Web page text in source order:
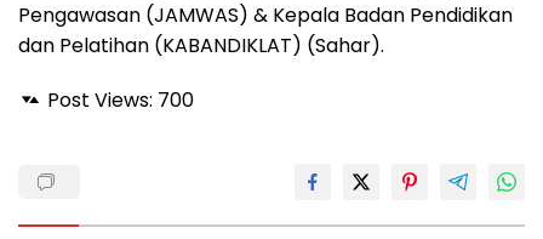
Pengawasan (JAMWAS) & Kepala Badan Pendidikan
dan Pelatihan (KABANDIKLAT) (Sahar).
Post Views: 700